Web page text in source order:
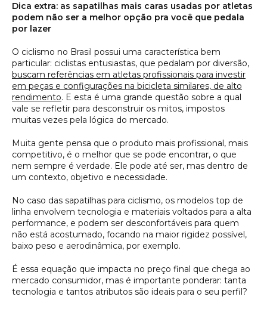
Dica extra: as sapatilhas mais caras usadas por atletas
podem não ser a melhor opção pra você que pedala
por lazer
O ciclismo no Brasil possui uma característica bem
particular: ciclistas entusiastas, que pedalam por diversão,
buscam referências em atletas profissionais para investir
em peças e configurações na bicicleta similares, de alto
rendimento. E esta é uma grande questão sobre a qual
vale se refletir para desconstruir os mitos, impostos
muitas vezes pela lógica do mercado.
Muita gente pensa que o produto mais profissional, mais
competitivo, é o melhor que se pode encontrar, o que
nem sempre é verdade. Ele pode até ser, mas dentro de
um contexto, objetivo e necessidade.
No caso das sapatilhas para ciclismo, os modelos top de
linha envolvem tecnologia e materiais voltados para a alta
performance, e podem ser desconfortáveis para quem
não está acostumado, focando na maior rigidez possível,
baixo peso e aerodinâmica, por exemplo.
É essa equação que impacta no preço final que chega ao
mercado consumidor, mas é importante ponderar: tanta
tecnologia e tantos atributos são ideais para o seu perfil?